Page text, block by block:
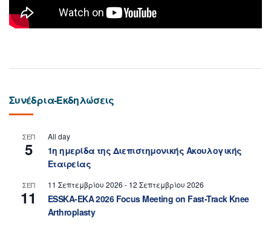
Συνέδρια-Εκδηλώσεις
ΣΕΠ
5
All day
1η ημερίδα της Διεπιστημονικής Ακουλογικής
Εταιρείας
ΣΕΠ
11
11 Σεπτεμβρίου 2026 - 12 Σεπτεμβρίου 2026
ESSKA-EKA 2026 Focus Meeting on Fast-Track Knee
Arthroplasty